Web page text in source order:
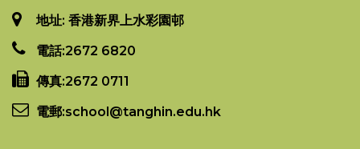
地址: 香港新界上水彩園邨
電話:2672 6820
傳真:2672 0711
電郵:school@tanghin.edu.hk